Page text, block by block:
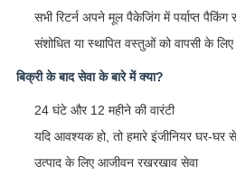
सभी रिटर्न अपने मूल पैकेजिंग में पर्याप्त पैकिंग
संशोधित या स्थापित वस्तुओं को वापसी के लिए
बिक्री के बाद सेवा के बारे में क्या?
24 घंटे और 12 महीने की वारंटी
यदि आवश्यक हो, तो हमारे इंजीनियर घर-घर
उत्पाद के लिए आजीवन रखरखाव सेवा